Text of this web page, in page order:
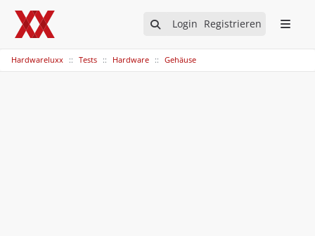
Login Registrieren
Hardwareluxx Tests Hardware Gehäuse